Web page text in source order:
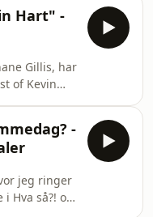
Er det
til Tais
ved
for at høre
Vil du
Så find alle
Hart" -
Gillis, har
of Kevin
lang? Eller
på hvad en
Og kan
samme
Gå
-
jeg ringer
Hva så?! og